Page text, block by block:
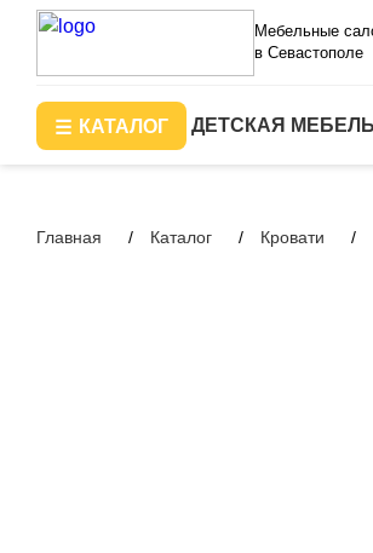
Мебельные
в Севастополе
КАТАЛОГ ДЕТСКАЯ МЕБЕЛЬ
Главная Каталог Кровати